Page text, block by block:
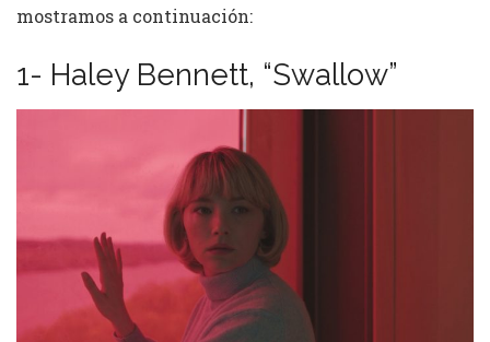
mostramos a continuación:
1- Haley Bennett, “Swallow”